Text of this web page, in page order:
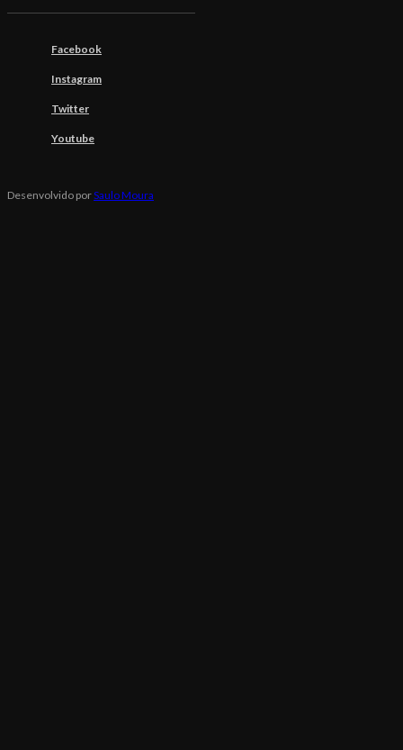
Facebook
Instagram
Twitter
Youtube
Desenvolvido porSaulo Moura